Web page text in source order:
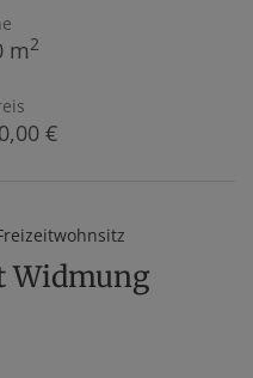
m2
€
Widmung